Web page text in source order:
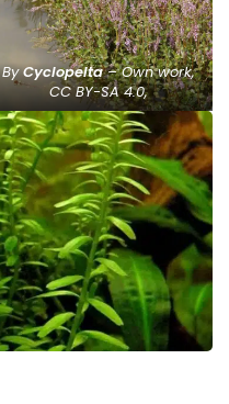
ByCyclopelta– Own work,
CC BY-SA 4.0,